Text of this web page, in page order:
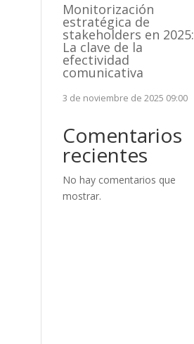
Monitorización
estratégica de
stakeholders en 2025:
La clave de la
efectividad
comunicativa
3 de noviembre de 2025 09:00
Comentarios
recientes
No hay comentarios que
mostrar.